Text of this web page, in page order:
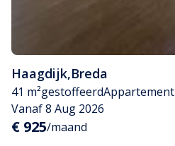
Haagdijk,Breda
41 m²gestoffeerdAppartement
Vanaf 8 Aug 2026
€ 925/maand